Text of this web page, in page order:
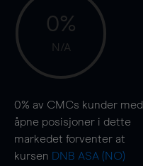
0%
N/A
0% av CMCs kunder med
åpne posisjoner i dette
markedet forventer at
kursen DNB ASA (NO)